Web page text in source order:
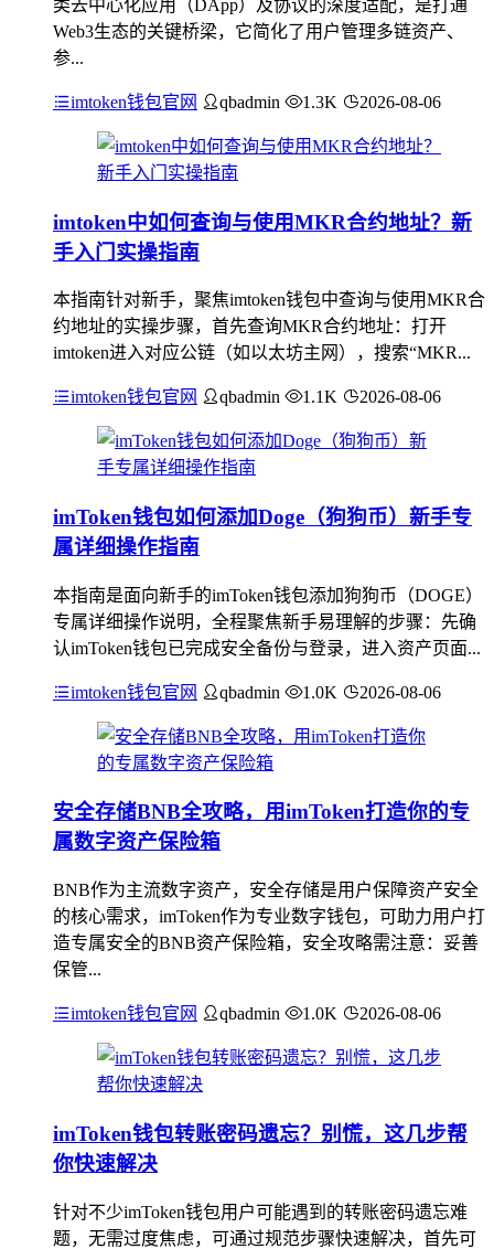
类去中心化应用（DApp）及协议的深度适配，是打通
Web3生态的关键桥梁，它简化了用户管理多链资产、
参...
imtoken钱包官网 qbadmin 1.3K 2026-08-06
imtoken中如何查询与使用MKR合约地址？新
手入门实操指南
本指南针对新手，聚焦imtoken钱包中查询与使用MKR合
约地址的实操步骤，首先查询MKR合约地址：打开
imtoken进入对应公链（如以太坊主网），搜索“MKR...
imtoken钱包官网 qbadmin 1.1K 2026-08-06
imToken钱包如何添加Doge（狗狗币）新手专
属详细操作指南
本指南是面向新手的imToken钱包添加狗狗币（DOGE）
专属详细操作说明，全程聚焦新手易理解的步骤：先确
认imToken钱包已完成安全备份与登录，进入资产页面...
imtoken钱包官网 qbadmin 1.0K 2026-08-06
安全存储BNB全攻略，用imToken打造你的专
属数字资产保险箱
BNB作为主流数字资产，安全存储是用户保障资产安全
的核心需求，imToken作为专业数字钱包，可助力用户打
造专属安全的BNB资产保险箱，安全攻略需注意：妥善
保管...
imtoken钱包官网 qbadmin 1.0K 2026-08-06
imToken钱包转账密码遗忘？别慌，这几步帮
你快速解决
针对不少imToken钱包用户可能遇到的转账密码遗忘难
题，无需过度焦虑，可通过规范步骤快速解决，首先可